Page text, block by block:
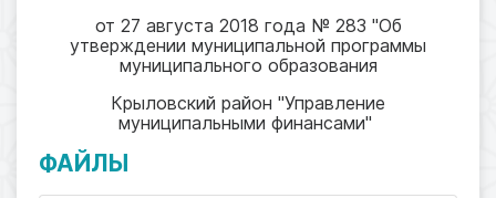
от 27 августа 2018 года № 283 "Об
утверждении муниципальной программы
муниципального образования
Крыловский район "Управление
муниципальными финансами"
ФАЙЛЫ